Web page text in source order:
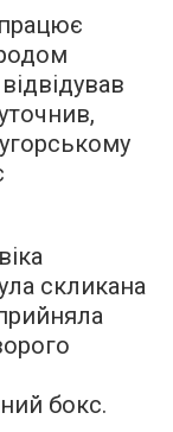
скликана
бокс.